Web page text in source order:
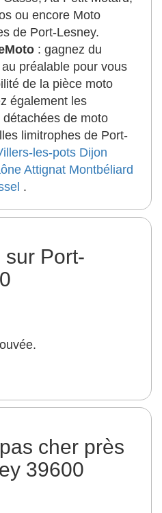
ou encore Moto
de Port-Lesney.
: gagnez du
préalable pour vous
de la pièce moto
également les
de moto
limitrophes de Port-
les-pots Dijon
Attignat Montbéliard
.
sur Port-
cher près
39600